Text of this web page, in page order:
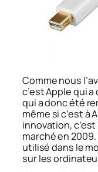
Comme nous
c’est Apple qui
qui a donc été
même si c’est à
innovation, c’est
marché en 2009.
utilisé dans le
sur les